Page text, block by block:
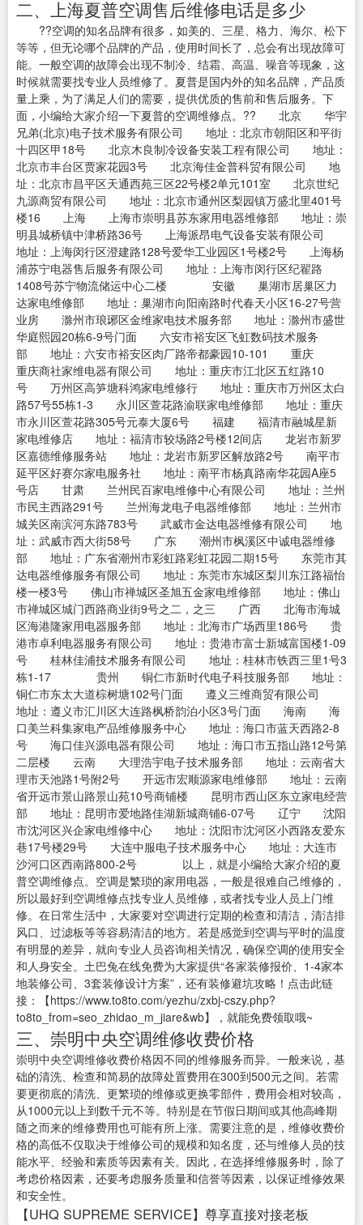
二、上海夏普空调售后维修电话是多少
??空调的知名品牌有很多，如美的、三星、格力、海尔、松下
等等，但无论哪个品牌的产品，使用时间长了，总会有出现故障可
能。一般空调的故障会出现不制冷、结霜、高温、噪音等现象，这
时候就需要找专业人员维修了。夏普是国内外的知名品牌，产品质
量上乘，为了满足人们的需要，提供优质的售前和售后服务。下
面，小编给大家介绍一下夏普的空调维修点。?? 北京 华宇
兄弟(北京)电子技术服务有限公司 地址：北京市朝阳区和平街
十四区甲18号 北京木良制冷设备安装工程有限公司 地址：
北京市丰台区贾家花园3号 北京海佳金普科贸有限公司 地
址：北京市昌平区天通西苑三区22号楼2单元101室 北京世纪
九源商贸有限公司 地址：北京市通州区梨园镇万盛北里401号
楼16 上海 上海市崇明县苏东家用电器维修部 地址：崇
明县城桥镇中津桥路36号 上海派昂电气设备安装有限公司
地址：上海闵行区澄建路128号爱华工业园区1号楼2号 上海杨
浦苏宁电器售后服务有限公司 地址：上海市闵行区纪翟路
1408号苏宁物流储运中心二楼 安徽 巢湖市居巢区力
达家电维修部 地址：巢湖市向阳南路时代春天小区16-27号营
业房 滁州市琅琊区金维家电技术服务部 地址：滁州市盛世
华庭熙园20栋6-9号门面 六安市裕安区飞虹数码技术服务
部 地址：六安市裕安区肉厂路帝都豪园10-101 重庆
重庆商社家维电器有限公司 地址：重庆市江北区五红路10
号 万州区高笋塘科鸿家电维修行 地址：重庆市万州区太白
路57号55栋1-3 永川区萱花路渝联家电维修部 地址：重庆
市永川区萱花路305号元泰大厦6号 福建 福清市融城星新
家电维修店 地址：福清市较场路2号楼12间店 龙岩市新罗
区嘉德维修服务站 地址：龙岩市新罗区解放路2号 南平市
延平区好赛尔家电服务社 地址：南平市杨真路南华花园A座5
号店 甘肃 兰州民百家电维修中心有限公司 地址：兰州
市民主西路291号 兰州海龙电子电器维修部 地址：兰州市
城关区南滨河东路783号 武威市金达电器维修有限公司 地
址：武威市西大街58号 广东 潮州市枫溪区中诚电器维修
部 地址：广东省潮州市彩虹路彩虹花园二期15号 东莞市其
达电器维修服务有限公司 地址：东莞市东城区梨川东江路福怡
楼一楼3号 佛山市禅城区圣旭五金家电维修部 地址：佛山
市禅城区城门西路商业街9号之二，之三 广西 北海市海城
区海港隆家用电器服务部 地址：北海市广场西里186号 贵
港市卓利电器服务有限公司 地址：贵港市富士新城富国楼1-09
号 桂林佳浦技术服务有限公司 地址：桂林市铁西三里1号3
栋1-17 贵州 铜仁市新时代电子科技服务部 地址：
铜仁市东太大道棕树塘102号门面 遵义三维商贸有限公司
地址：遵义市汇川区大连路枫桥韵泊小区3号门面 海南 海
口美兰科集家电产品维修服务中心 地址：海口市蓝天西路2-8
号 海口佳兴源电器有限公司 地址：海口市五指山路12号第
二层楼 云南 大理浩宇电子技术服务部 地址：云南省大
理市天池路1号附2号 开远市宏顺源家电维修部 地址：云南
省开远市景山路景山苑10号商铺楼 昆明市西山区东立家电经营
部 地址：昆明市爱地路佳湖新城商铺6-07号 辽宁 沈阳
市沈河区兴企家电维修中心 地址：沈阳市沈河区小西路友爱东
巷17号楼29号 大连中服电子技术服务中心 地址：大连市
沙河口区西南路800-2号 以上，就是小编给大家介绍的夏
普空调维修点。空调是繁琐的家用电器，一般是很难自己维修的，
所以最好到空调维修点找专业人员维修，或者找专业人员上门维
修。在日常生活中，大家要对空调进行定期的检查和清洁，清洁排
风口、过滤板等等容易清洁的地方。若是感觉到空调与平时的温度
有明显的差异，就向专业人员咨询相关情况，确保空调的使用安全
和人身安全。土巴兔在线免费为大家提供“各家装修报价、1-4家本
地装修公司、3套装修设计方案”，还有装修避坑攻略！点击此链
接：【https://www.to8to.com/yezhu/zxbj-cszy.php?
to8to_from=seo_zhidao_m_jiare&wb】，就能免费领取哦~
三、崇明中央空调维修收费价格
崇明中央空调维修收费价格因不同的维修服务而异。一般来说，基
础的清洗、检查和简易的故障处置费用在300到500元之间。若需
要更彻底的清洗、更繁琐的维修或更换零部件，费用会相对较高，
从1000元以上到数千元不等。特别是在节假日期间或其他高峰期
随之而来的维修费用也可能有所上涨。需要注意的是，维修收费价
格的高低不仅取决于维修公司的规模和知名度，还与维修人员的技
能水平、经验和素质等因素有关。因此，在选择维修服务时，除了
考虑价格因素，还要考虑服务质量和信誉等因素，以保证维修效果
和安全性。
【UHQ SUPREME SERVICE】尊享直接对接老板